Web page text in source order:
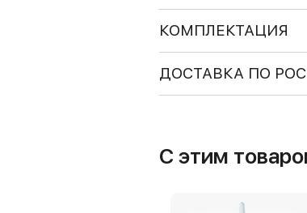
КОМПЛЕКТАЦИЯ
ДОСТАВКА ПО
С этим